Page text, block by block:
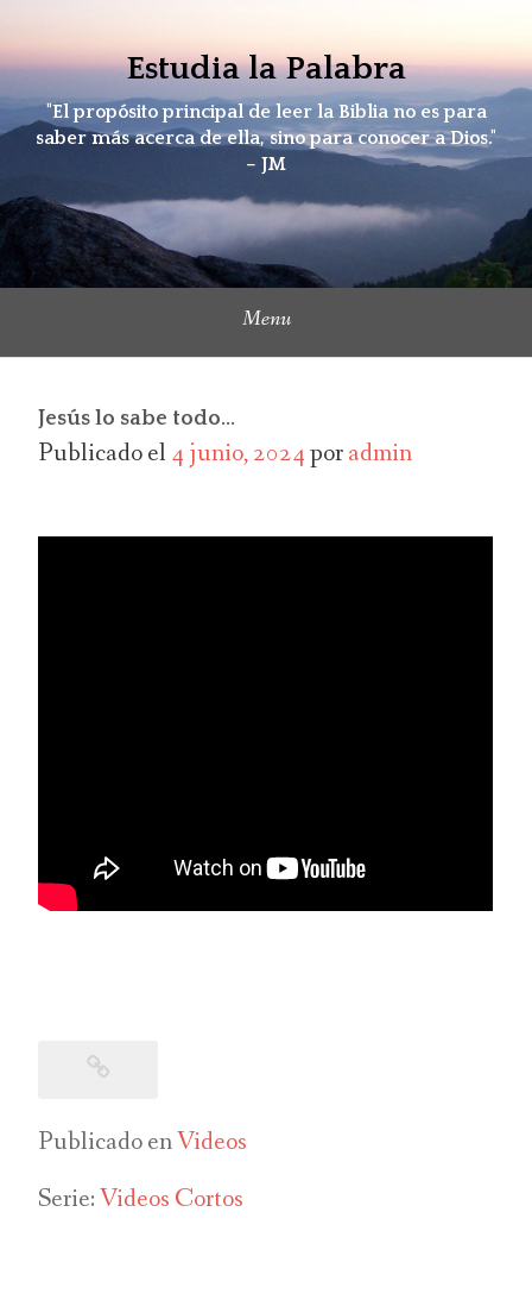
to
content
Estudia la Palabra
"El propósito principal de leer la Biblia no es para
saber más acerca de ella, sino para conocer a Dios."
– JM
Menu
Jesús lo sabe todo…
Publicado el 4 junio, 2024poradmin
Publicado enVideos
Serie:Videos Cortos